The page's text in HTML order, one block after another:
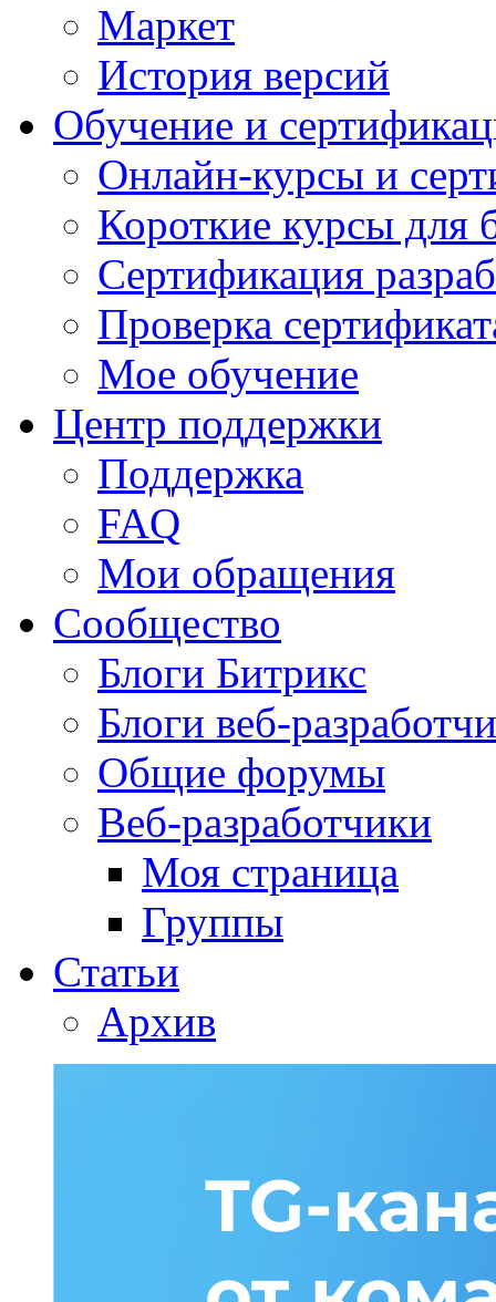
Маркет
История версий
Обучение и
Онлайн-курсы и
Короткие курсы для
Сертификация
Проверка
Мое обучение
Центр поддержки
Поддержка
FAQ
Мои обращения
Сообщество
Блоги Битрикс
Блоги веб-
Общие форумы
Веб-разработчики
Моя страница
Группы
Статьи
Архив